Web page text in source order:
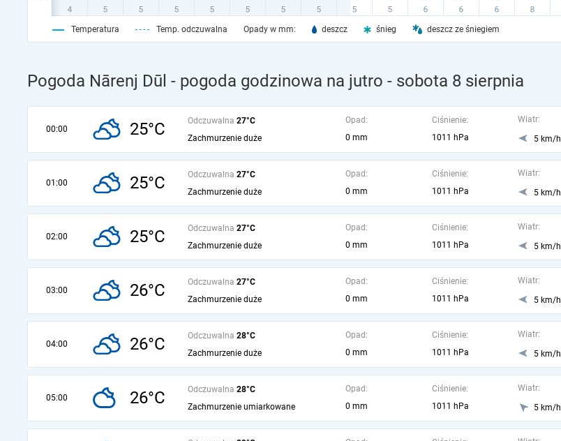
Temperatura Temp. odczuwalna Opady w mm: deszcz śnieg deszcz ze śniegiem
Pogoda Nārenj Dūl - pogoda godzinowa na jutro - sobota 8 sierpnia
00:00 25°C Odczuwalna 27°C
Zachmurzenie duże
Opad:
0 mm
Ciśnienie:
1011 hPa
Wiatr:
5 km/h
01:00 25°C Odczuwalna 27°C
Zachmurzenie duże
Opad:
0 mm
Ciśnienie:
1011 hPa
Wiatr:
5 km/h
02:00 25°C Odczuwalna 27°C
Zachmurzenie duże
Opad:
0 mm
Ciśnienie:
1011 hPa
Wiatr:
5 km/h
03:00 26°C Odczuwalna 27°C
Zachmurzenie duże
Opad:
0 mm
Ciśnienie:
1011 hPa
Wiatr:
5 km/h
04:00 26°C Odczuwalna 28°C
Zachmurzenie duże
Opad:
0 mm
Ciśnienie:
1011 hPa
Wiatr:
5 km/h
05:00 26°C Odczuwalna 28°C
Zachmurzenie umiarkowane
Opad:
0 mm
Ciśnienie:
1011 hPa
Wiatr:
5 km/h